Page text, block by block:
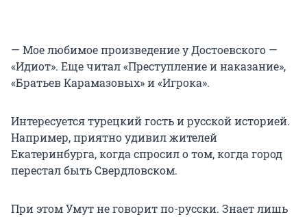
— Мое любимое произведение у Достоевского —
«Идиот». Еще читал «Преступление и наказание»,
«Братьев Карамазовых» и «Игрока».
Интересуется турецкий гость и русской историей.
Например, приятно удивил жителей
Екатеринбурга, когда спросил о том, когда город
перестал быть Свердловском.
При этом Умут не говорит по-русски. Знает лишь